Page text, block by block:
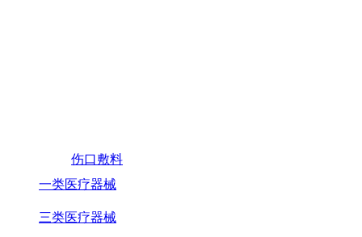
伤口敷料
一类医疗器械
三类医疗器械